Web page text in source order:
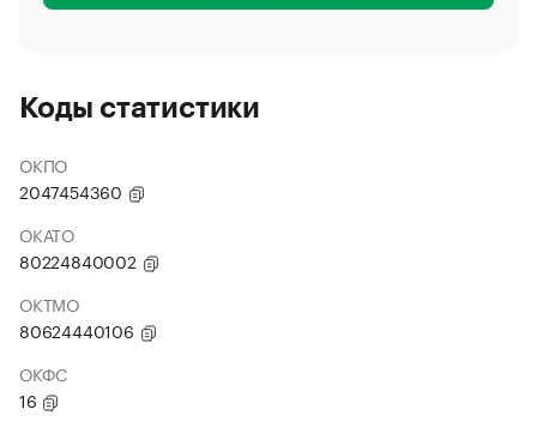
Коды статистики
ОКПО
2047454360
ОКАТО
80224840002
ОКТМО
80624440106
ОКФС
16